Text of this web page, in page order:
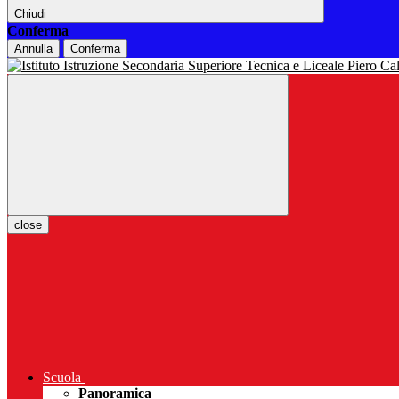
Chiudi
Conferma
Annulla Conferma
close
Scuola
Panoramica